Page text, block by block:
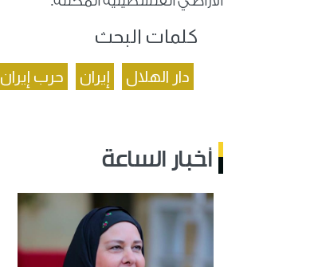
كلمات البحث
دار الهلال إيران حرب إيران
أخبار الساعة